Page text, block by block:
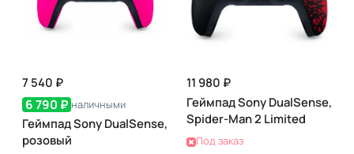
7 540 ₽
6 790 ₽ наличными
Геймпад Sony DualSense,
розовый
11 980 ₽
Геймпад Sony DualSense,
Spider-Man 2 Limited
Под заказ